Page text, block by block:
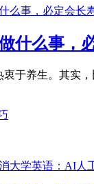
什么事，
于养生。其实